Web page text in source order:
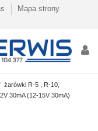
Mapa strony
żarówki R-5 , R-10,
30mA (12-15V 30mA)